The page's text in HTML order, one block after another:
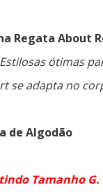
Regata About
ótimas
se adapta no
de Algodão
Tamanho G.